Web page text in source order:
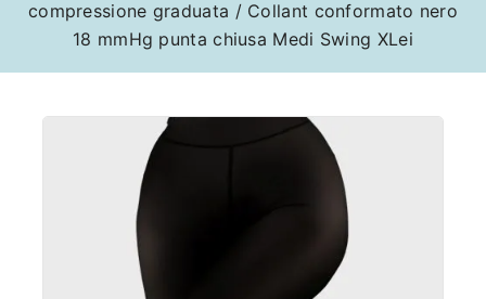
compressione graduata / Collant conformato nero
18 mmHg punta chiusa Medi Swing XLei